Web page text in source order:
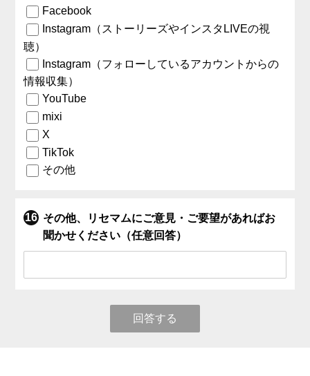
Facebook
Instagram（ストーリーズやインスタLIVEの視
聴）
Instagram（フォローしているアカウントからの
情報収集）
YouTube
mixi
X
TikTok
その他
その他、リセマムにご意見・ご要望があればお
聞かせください（任意回答）
回答する